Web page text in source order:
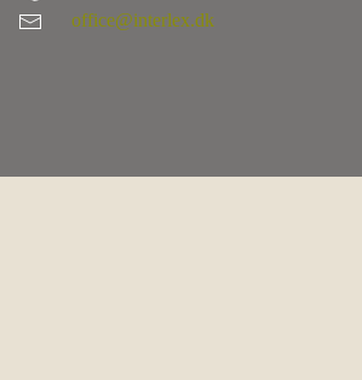
office@interlex.dk